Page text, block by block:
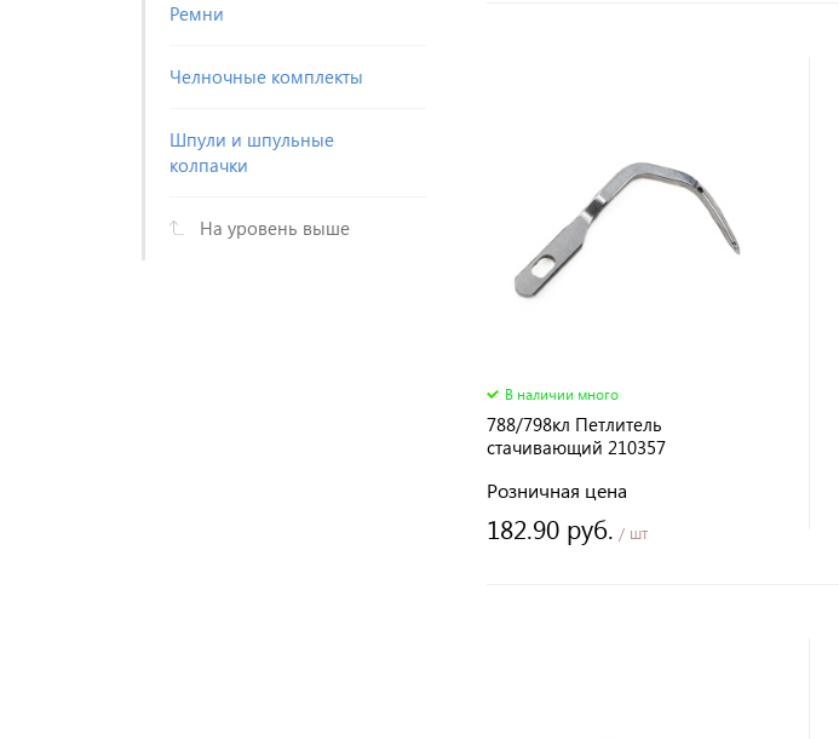
Ремни
Челночные комплекты
Шпули и шпульные
колпачки
На уровень выше
В наличии много
788/798кл Петлитель
стачивающий 210357
Розничная цена
182.90 руб. / шт